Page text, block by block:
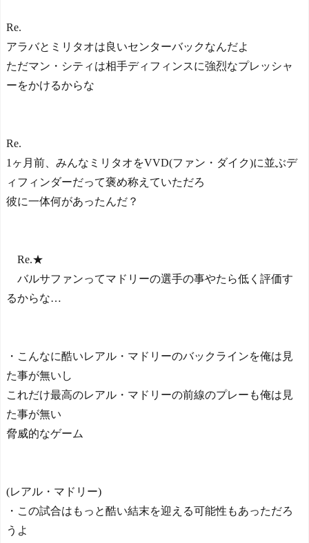
Re.
アラバとミリタオは良いセンターバックなんだよ
ただマン・シティは相手ディフィンスに強烈なプレッシャ
ーをかけるからな
Re.
1ヶ月前、みんなミリタオをVVD(ファン・ダイク)に並ぶデ
ィフィンダーだって褒め称えていただろ
彼に一体何があったんだ？
Re.★
バルサファンってマドリーの選手の事やたら低く評価す
るからな…
・こんなに酷いレアル・マドリーのバックラインを俺は見
た事が無いし
これだけ最高のレアル・マドリーの前線のプレーも俺は見
た事が無い
脅威的なゲーム
(レアル・マドリー)
・この試合はもっと酷い結末を迎える可能性もあっただろ
うよ